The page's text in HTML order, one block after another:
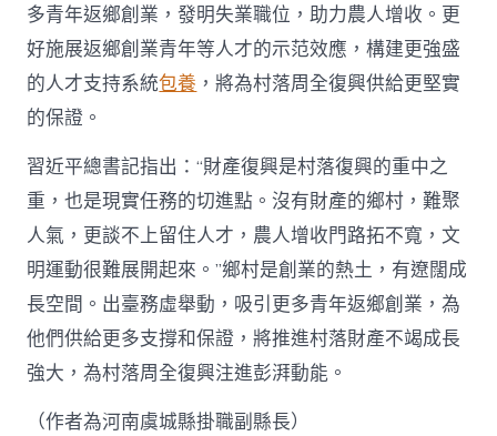
多青年返鄉創業，發明失業職位，助力農人增收。更
好施展返鄉創業青年等人才的示范效應，構建更強盛
的人才支持系統包養 ，將為村落周全復興供給更堅實
的保證。
習近平總書記指出：“財產復興是村落復興的重中之
重，也是現實任務的切進點。沒有財產的鄉村，難聚
人氣，更談不上留住人才，農人增收門路拓不寬，文
明運動很難展開起來。”鄉村是創業的熱土，有遼闊成
長空間。出臺務虛舉動，吸引更多青年返鄉創業，為
他們供給更多支撐和保證，將推進村落財產不竭成長
強大，為村落周全復興注進彭湃動能。
（作者為河南虞城縣掛職副縣長）